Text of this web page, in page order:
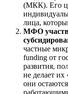
(МКК). Его
лица,
МФО
частные
funding от
развития,
не делает
они